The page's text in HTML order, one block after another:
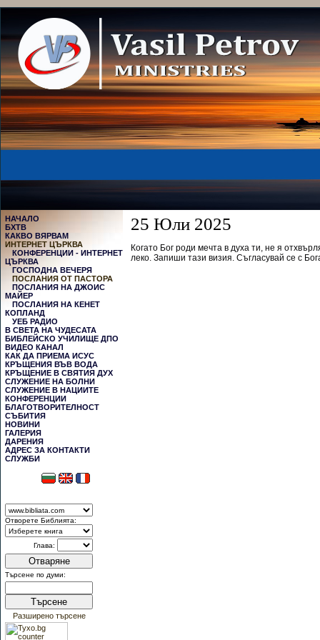
НАЧАЛО
БХТВ
КАКВО ВЯРВАМ
ИНТЕРНЕТ ЦЪРКВА
КОНФЕРЕНЦИИ - ИНТЕРНЕТ
ЦЪРКВА
ГОСПОДНА ВЕЧЕРЯ
ПОСЛАНИЯ ОТ ПАСТОРА
ПОСЛАНИЯ НА ДЖОИС
МАЙЕР
ПОСЛАНИЯ НА КЕНЕТ
КОПЛАНД
УЕБ РАДИО
В СВЕТА НА ЧУДЕСАТА
БИБЛЕЙСКО УЧИЛИЩЕ ДПО
ВИДЕО КАНАЛ
КАК ДА ПРИЕМА ИСУС
КРЪЩЕНИЯ ВЪВ ВОДА
КРЪЩЕНИЕ В СВЯТИЯ ДУХ
СЛУЖЕНИЕ НА БОЛНИ
СЛУЖЕНИЕ В НАЦИИТЕ
КОНФЕРЕНЦИИ
БЛАГОТВОРИТЕЛНОСТ
СЪБИТИЯ
НОВИНИ
ГАЛЕРИЯ
ДАРЕНИЯ
АДРЕС ЗА КОНТАКТИ
СЛУЖБИ
Отворете Библията:
Глава:
Отваряне
Търсене по думи:
Търсене
Разширено търсене
25 Юли 2025
Когато Бог роди мечта в духа ти, не я
леко. Запиши тази визия. Съгласувай се с